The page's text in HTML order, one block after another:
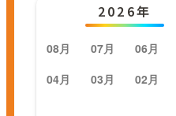
2026年
08月 07月 06月
04月
03月 02月